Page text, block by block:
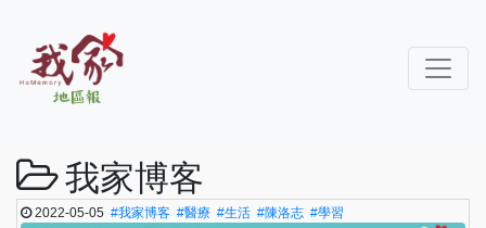
我家博客
2022-05-05#我家博客 #醫療 #生活 #陳洛志 #學習